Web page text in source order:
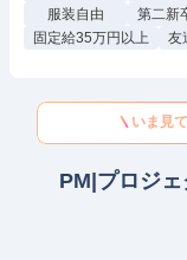
服装自由
第二新
固定給35万円以上
友
いま見
PM|プロジ